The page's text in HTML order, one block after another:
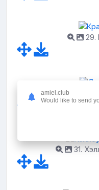
29.
31.
amiel.club
Would like to send